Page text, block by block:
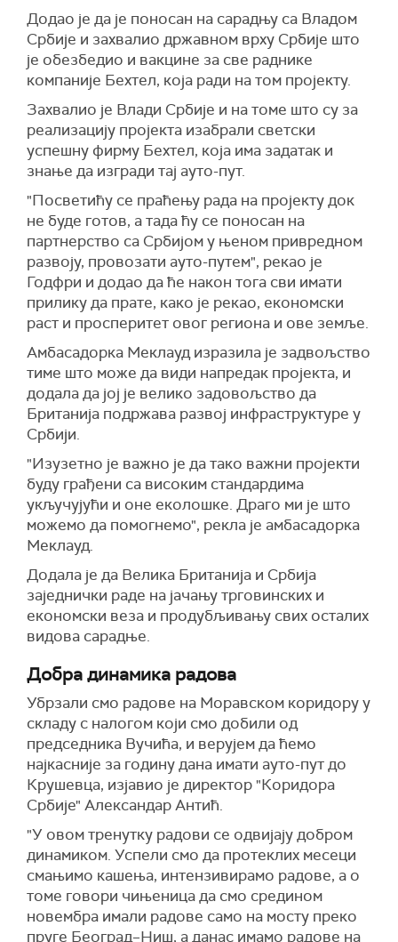
Додао је да је поносан на сарадњу са Владом
Србије и захвалио државном врху Србије што
је обезбедио и вакцине за све раднике
компаније Бехтел, која ради на том пројекту.
Захвалио је Влади Србије и на томе што су за
реализацију пројекта изабрали светски
успешну фирму Бехтел, која има задатак и
знање да изгради тај ауто-пут.
"Посветићу се праћењу рада на пројекту док
не буде готов, а тада ћу се поносан на
партнерство са Србијом у њеном привредном
развоју, провозати ауто-путем", рекао је
Годфри и додао да ће након тога сви имати
прилику да прате, како је рекао, економски
раст и просперитет овог региона и ове земље.
Амбасадорка Меклауд изразила је задвољство
тиме што може да види напредак пројекта, и
додала да јој је велико задовољство да
Британија подржава развој инфраструктуре у
Србији.
"Изузетно је важно је да тако важни пројекти
буду грађени са високим стандардима
укључујући и оне еколошке. Драго ми је што
можемо да помогнемо", рекла је амбасадорка
Меклауд.
Додала је да Велика Британија и Србија
заједнички раде на јачању трговинских и
економски веза и продубљивању свих осталих
видова сарадње.
Добра динамика радова
Убрзали смо радове на Моравском коридору у
складу с налогом који смо добили од
председника Вучића, и верујем да ћемо
најкасније за годину дана имати ауто-пут до
Крушевца, изјавио је директор "Коридора
Србије" Александар Антић.
"У овом тренутку радови се одвијају добром
динамиком. Успели смо да протеклих месеци
смањимо кашења, интензивирамо радове, а о
томе говори чињеница да смо средином
новембра имали радове само на мосту преко
пруге Београд–Ниш, а данас имамо радове на